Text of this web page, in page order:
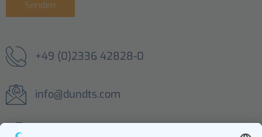
Senden
+49 (0)2336 42828-0
info@dundts.com